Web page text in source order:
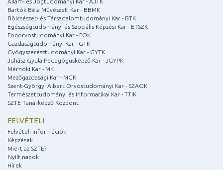
Bartók Béla Művészeti Kar - BBMK
Bölcsészet- és Társadalomtudományi Kar - BTK
Egészségtudományi és Szociális Képzési Kar - ETSZK
Fogorvostudományi Kar - FOK
Gazdaságtudományi Kar - GTK
Gyógyszerésztudományi Kar - GYTK
Juhász Gyula Pedagógusképző Kar - JGYPK
Mérnöki Kar - MK
Mezőgazdasági Kar - MGK
Szent-Györgyi Albert Orvostudományi Kar - SZAOK
Természettudományi és Informatikai Kar - TTIK
SZTE Tanárképző Központ
FELVÉTELI
Felvételi információk
Képzések
Miért az SZTE?
Nyílt napok
Hírek